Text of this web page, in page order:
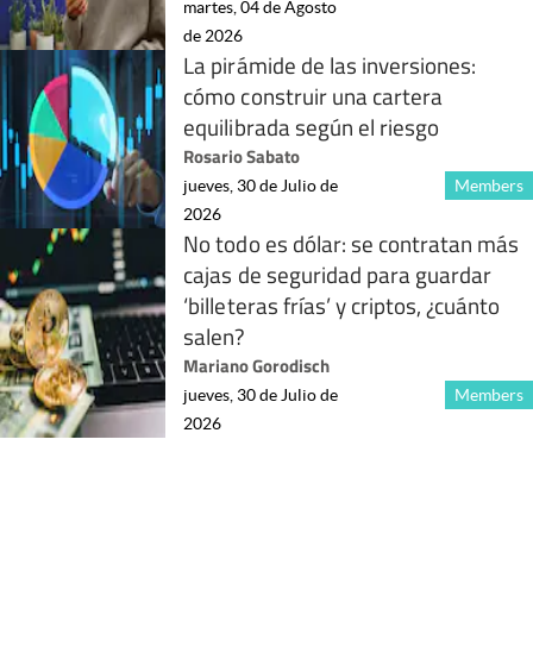
martes, 04 de Agosto
de 2026
La pirámide de las inversiones:
cómo construir una cartera
equilibrada según el riesgo
Rosario Sabato
Members
jueves, 30 de Julio de
2026
No todo es dólar: se contratan más
cajas de seguridad para guardar
‘billeteras frías’ y criptos, ¿cuánto
salen?
Mariano Gorodisch
Members
jueves, 30 de Julio de
2026